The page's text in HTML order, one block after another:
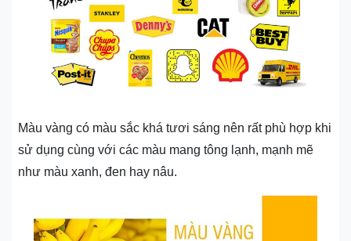
Màu vàng có màu sắc khá tươi sáng nên rất phù hợp khi
sử dụng cùng với các màu mang tông lạnh, mạnh mẽ
như màu xanh, đen hay nâu.